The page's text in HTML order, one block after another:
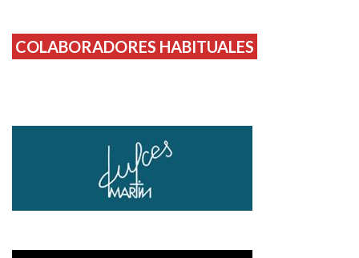
COLABORADORES HABITUALES